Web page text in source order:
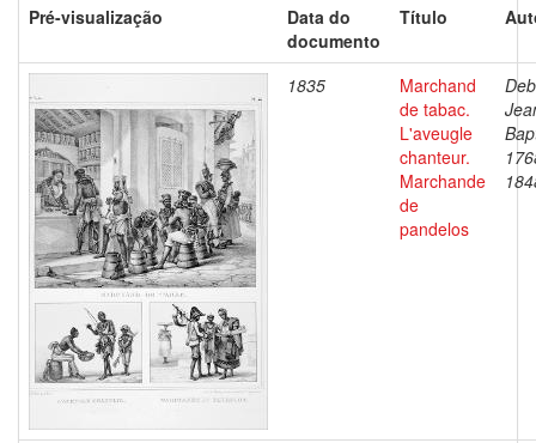
Pré-visualização
Data do
documento
Título
1835
Marchand
de tabac.
L'aveugle
chanteur.
Marchande
de
pandelos